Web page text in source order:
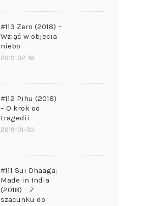
#113 Zero (2018) –
Wziąć w objęcia
niebo
2019-02-18
#112 Pihu (2018)
– O krok od
tragedii
2019-01-30
#111 Sui Dhaaga:
Made in India
(2018) – Z
szacunku do